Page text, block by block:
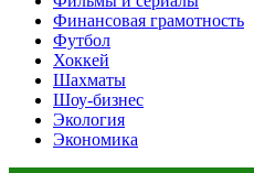
Финансовая грамотность
Футбол
Хоккей
Шахматы
Шоу-бизнес
Экология
Экономика